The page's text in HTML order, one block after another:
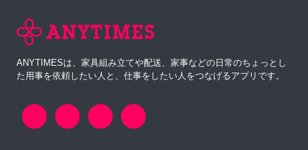
ANYTIMESは、家具組み立てや配送、家事などの日常のちょっとし
た用事を依頼したい人と、仕事をしたい人をつなげるアプリです。